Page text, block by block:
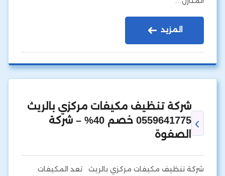
المزيد
شركة تنظيف مكيفات مركزي بالريث
0559641775 خصم 40% – شركة
الصفوة
شركة تنظيف مكيفات مركزي بالريث تعد المكيفات